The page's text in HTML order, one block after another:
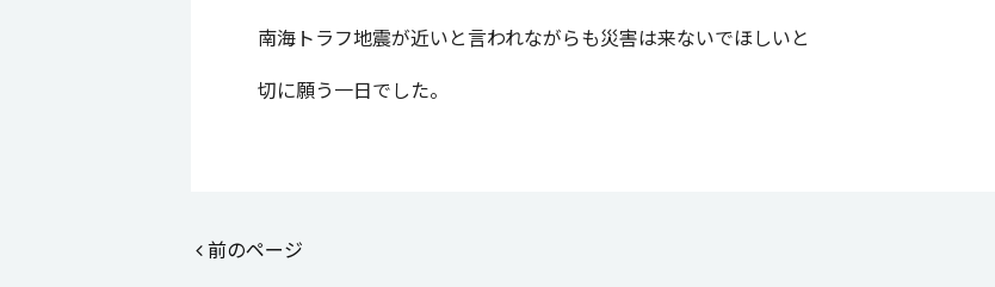
南海トラフ地震が近いと言われながらも災害は来ないでほしいと
切に願う一日でした。
前のページ